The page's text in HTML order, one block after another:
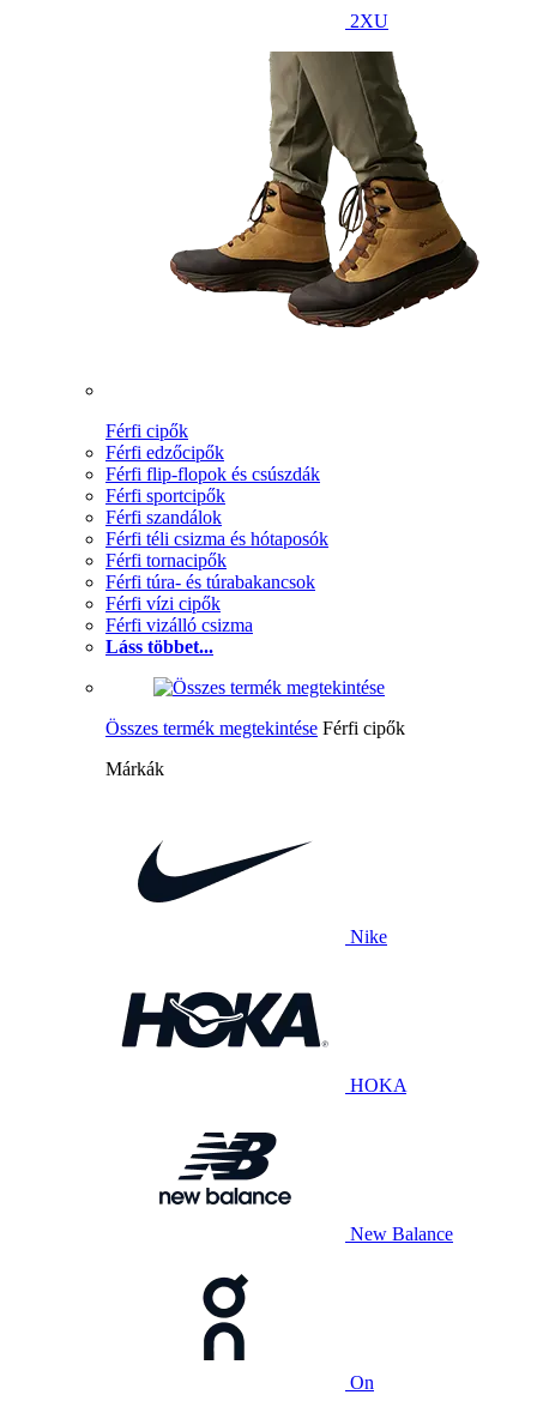
2XU
Férfi cipők
Férfi edzőcipők
Férfi flip-flopok és csúszdák
Férfi sportcipők
Férfi szandálok
Férfi téli csizma és hótaposók
Férfi tornacipők
Férfi túra- és túrabakancsok
Férfi vízi cipők
Férfi vizálló csizma
Láss többet...
Összes termék megtekintése Férfi cipők
Márkák
Nike
HOKA
New Balance
On